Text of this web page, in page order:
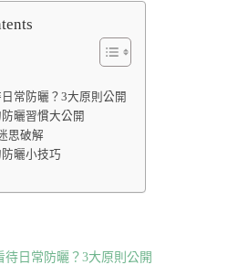
常防曬？3大原則公開
曬習慣大公開
思破解
曬小技巧
待日常防曬？3大原則公開